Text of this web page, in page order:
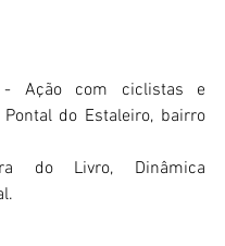
Ação com ciclistas e
do Estaleiro, bairro
do Livro, Dinâmica